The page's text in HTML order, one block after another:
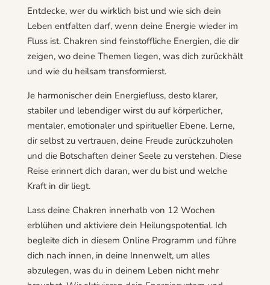
Entdecke, wer du wirklich bist und wie sich dein
Leben entfalten darf, wenn deine Energie wieder im
Fluss ist. Chakren sind feinstoffliche Energien, die dir
zeigen, wo deine Themen liegen, was dich zurückhält
und wie du heilsam transformierst.
Je harmonischer dein Energiefluss, desto klarer,
stabiler und lebendiger wirst du auf körperlicher,
mentaler, emotionaler und spiritueller Ebene. Lerne,
dir selbst zu vertrauen, deine Freude zurückzuholen
und die Botschaften deiner Seele zu verstehen. Diese
Reise erinnert dich daran, wer du bist und welche
Kraft in dir liegt.
Lass deine Chakren innerhalb von 12 Wochen
erblühen und aktiviere dein Heilungspotential. Ich
begleite dich in diesem Online Programm und führe
dich nach innen, in deine Innenwelt, um alles
abzulegen, was du in deinem Leben nicht mehr